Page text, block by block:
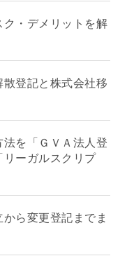
・デメリットを解
登記と株式会社移
を「ＧＶＡ法人登
ーガルスクリプ
ら変更登記までま